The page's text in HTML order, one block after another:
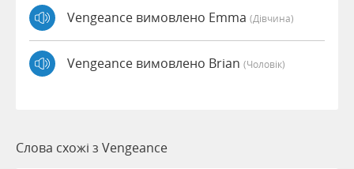
Vengeance вимовлено Emma (дівчина)
Vengeance вимовлено Brian (чоловік)
Слова схожі з Vengeance